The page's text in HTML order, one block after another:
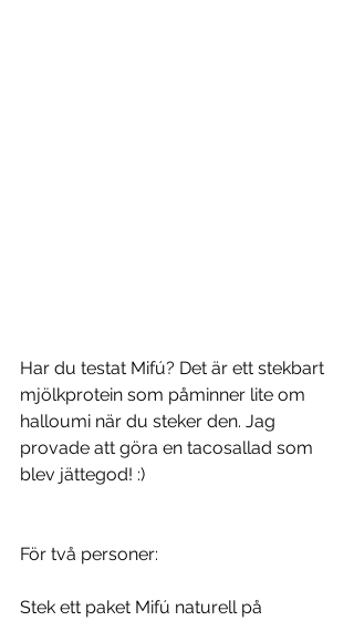
Har du testat Mifú? Det är ett stekbart
mjölkprotein som påminner lite om
halloumi när du steker den. Jag
provade att göra en tacosallad som
blev jättegod! :)
För två personer:
Stek ett paket Mifú naturell på